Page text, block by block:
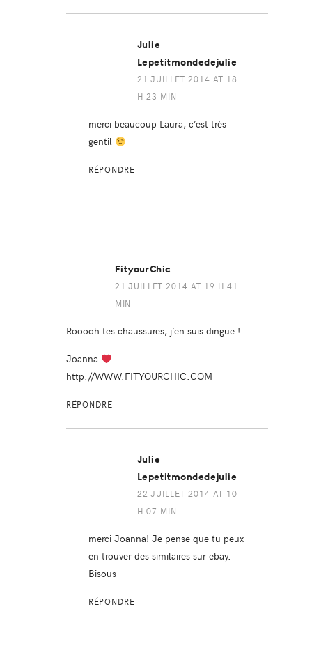
Julie
Lepetitmondedejulie
21 JUILLET 2014 AT 18
H 23 MIN
merci beaucoup Laura, c’est très
gentil
RÉPONDRE
FityourChic
21 JUILLET 2014 AT 19 H 41
MIN
Rooooh tes chaussures, j’en suis dingue !
Joanna
http://WWW.FITYOURCHIC.COM
RÉPONDRE
Julie
Lepetitmondedejulie
22 JUILLET 2014 AT 10
H 07 MIN
merci Joanna! Je pense que tu peux
en trouver des similaires sur ebay.
Bisous
RÉPONDRE